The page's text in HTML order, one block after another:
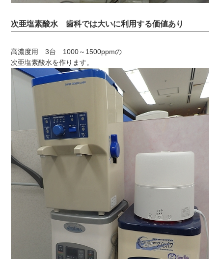
次亜塩素酸水 歯科では大いに利用する価値あり
高濃度用 3台 1000～1500ppmの
次亜塩素酸水を作ります。